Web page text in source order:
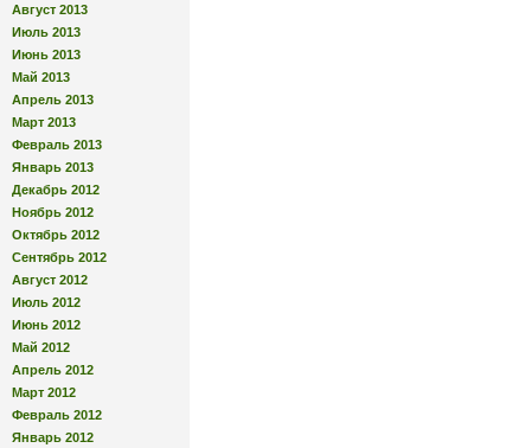
Август 2013
Июль 2013
Июнь 2013
Май 2013
Апрель 2013
Март 2013
Февраль 2013
Январь 2013
Декабрь 2012
Ноябрь 2012
Октябрь 2012
Сентябрь 2012
Август 2012
Июль 2012
Июнь 2012
Май 2012
Апрель 2012
Март 2012
Февраль 2012
Январь 2012